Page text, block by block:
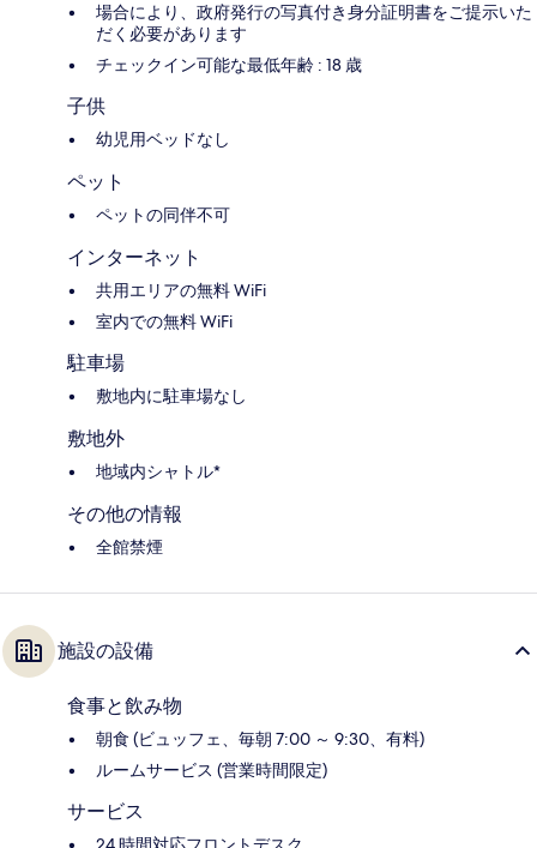
場合により、政府発行の写真付き身分証明書をご提示いた
だく必要があります
チェックイン可能な最低年齢 : 18 歳
子供
幼児用ベッドなし
ペット
ペットの同伴不可
インターネット
共用エリアの無料 WiFi
室内での無料 WiFi
駐車場
敷地内に駐車場なし
敷地外
地域内シャトル*
その他の情報
全館禁煙
施設の設備
食事と飲み物
朝食 (ビュッフェ、毎朝 7:00 ～ 9:30、有料)
ルームサービス (営業時間限定)
サービス